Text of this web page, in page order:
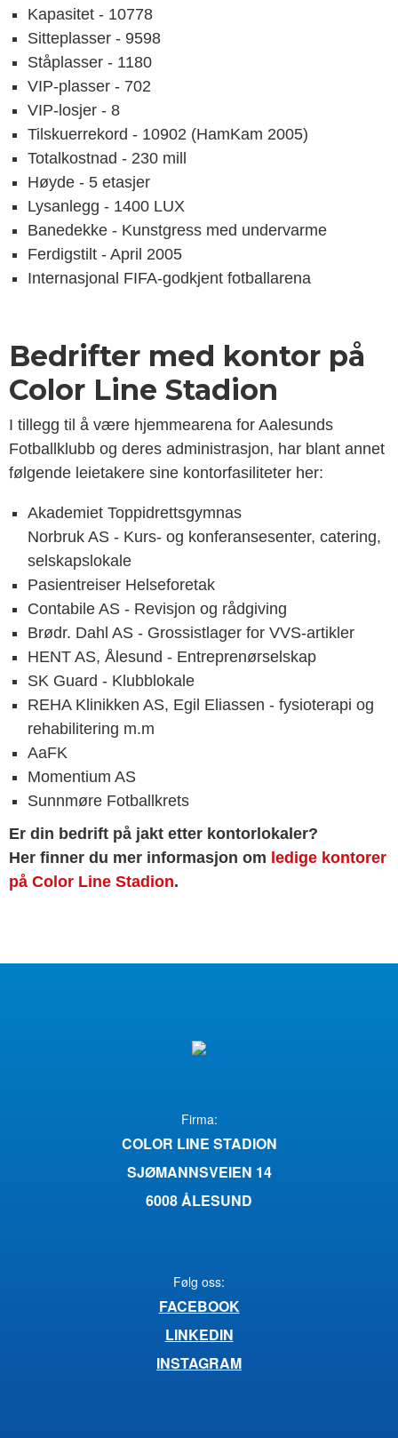
Kapasitet - 10778
Sitteplasser - 9598
Ståplasser - 1180
VIP-plasser - 702
VIP-losjer - 8
Tilskuerrekord - 10902 (HamKam 2005)
Totalkostnad - 230 mill
Høyde - 5 etasjer
Lysanlegg - 1400 LUX
Banedekke - Kunstgress med undervarme
Ferdigstilt - April 2005
Internasjonal FIFA-godkjent fotballarena
Bedrifter med kontor på
Color Line Stadion
I tillegg til å være hjemmearena for Aalesunds
Fotballklubb og deres administrasjon, har blant annet
følgende leietakere sine kontorfasiliteter her:
Akademiet Toppidrettsgymnas
Norbruk AS - Kurs- og konferansesenter, catering,
selskapslokale
Pasientreiser Helseforetak
Contabile AS - Revisjon og rådgiving
Brødr. Dahl AS - Grossistlager for VVS-artikler
HENT AS, Ålesund - Entreprenørselskap
SK Guard - Klubblokale
REHA Klinikken AS, Egil Eliassen - fysioterapi og
rehabilitering m.m
AaFK
Momentium AS
Sunnmøre Fotballkrets
Er din bedrift på jakt etter kontorlokaler?
Her finner du mer informasjon om ledige kontorer
på Color Line Stadion.
Firma:
COLOR LINE STADION
SJØMANNSVEIEN 14
6008 ÅLESUND
Følg oss:
FACEBOOK
LINKEDIN
INSTAGRAM